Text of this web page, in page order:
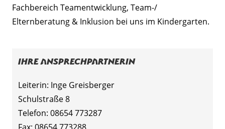
Fachbereich Teamentwicklung, Team-/
Elternberatung & Inklusion bei uns im Kindergarten.
Ihre Ansprechpartnerin
Leiterin: Inge Greisberger
Schulstraße 8
Telefon: 08654 773287